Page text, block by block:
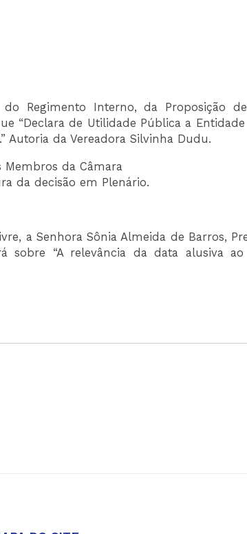
Regimento Interno, da Proposição
“Declara de Utilidade Pública a Entidade
Autoria da Vereadora Silvinha Dudu.
Membros da Câmara
da decisão em Plenário.
a Senhora Sônia Almeida de Barros,
sobre “A relevância da data alusiva